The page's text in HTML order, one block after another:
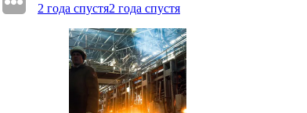
2 года спустя2 года спустя